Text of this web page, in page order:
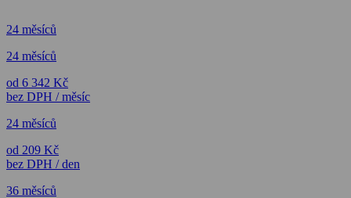
24 měsíců
24 měsíců
od 6 342 Kč
bez DPH / měsíc
24 měsíců
od 209 Kč
bez DPH / den
36 měsíců